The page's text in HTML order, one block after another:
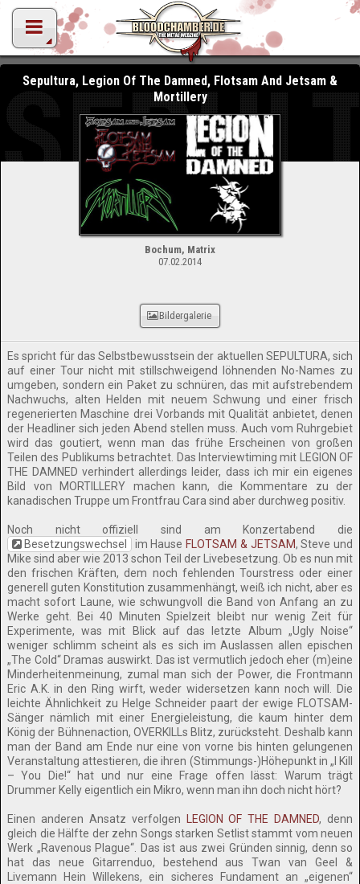
Sepultura, Legion Of The Damned, Flotsam And Jetsam &
Mortillery
Bochum, Matrix
07.02.2014
Bildergalerie
Es spricht für das Selbstbewusstsein der aktuellen SEPULTURA, sich
auf einer Tour nicht mit stillschweigend löhnenden No-Names zu
umgeben, sondern ein Paket zu schnüren, das mit aufstrebendem
Nachwuchs, alten Helden mit neuem Schwung und einer frisch
regenerierten Maschine drei Vorbands mit Qualität anbietet, denen
der Headliner sich jeden Abend stellen muss. Auch vom Ruhrgebiet
wird das goutiert, wenn man das frühe Erscheinen von großen
Teilen des Publikums betrachtet. Das Interviewtiming mit LEGION OF
THE DAMNED verhindert allerdings leider, dass ich mir ein eigenes
Bild von MORTILLERY machen kann, die Kommentare zu der
kanadischen Truppe um Frontfrau Cara sind aber durchweg positiv.
Noch nicht offiziell sind am Konzertabend die
Besetzungswechsel
im Hause FLOTSAM & JETSAM, Steve und
Mike sind aber wie 2013 schon Teil der Livebesetzung. Ob es nun mit
den frischen Kräften, dem noch fehlenden Tourstress oder einer
generell guten Konstitution zusammenhängt, weiß ich nicht, aber es
macht sofort Laune, wie schwungvoll die Band von Anfang an zu
Werke geht. Bei 40 Minuten Spielzeit bleibt nur wenig Zeit für
Experimente, was mit Blick auf das letzte Album „Ugly Noise“
weniger schlimm scheint als es sich im Auslassen allen epischen
„The Cold“ Dramas auswirkt. Das ist vermutlich jedoch eher (m)eine
Minderheitenmeinung, zumal man sich der Power, die Frontmann
Eric A.K. in den Ring wirft, weder widersetzen kann noch will. Die
leichte Ähnlichkeit zu Helge Schneider paart der ewige FLOTSAM-
Sänger nämlich mit einer Energieleistung, die kaum hinter dem
König der Bühnenaction, OVERKILLs Blitz, zurücksteht. Deshalb kann
man der Band am Ende nur eine von vorne bis hinten gelungenen
Veranstaltung attestieren, die ihren (Stimmungs-)Höhepunkt in „I Kill
– You Die!“ hat und nur eine Frage offen lässt: Warum trägt
Drummer Kelly eigentlich ein Mikro, wenn man ihn doch nicht hört?
Einen anderen Ansatz verfolgen LEGION OF THE DAMNED, denn
gleich die Hälfte der zehn Songs starken Setlist stammt vom neuen
Werk „Ravenous Plague“. Das ist aus zwei Gründen sinnig, denn so
hat das neue Gitarrenduo, bestehend aus Twan van Geel &
Livemann Hein Willekens, ein sicheres Fundament an „eigenen“